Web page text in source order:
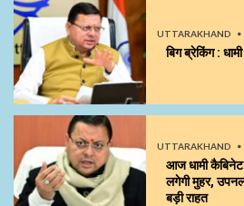
UTTARAKHAND
बिग ब्रेकिंग :
UTTARAKHAND
आज धामी
लगेगी मुहर, उपनल
बड़ी राहत